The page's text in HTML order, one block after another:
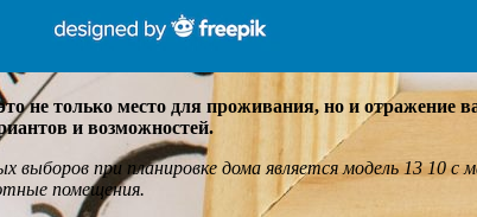
не только место для проживания, но и отражение
и возможностей.
выборов при планировке дома является модель 13 10
помещения.